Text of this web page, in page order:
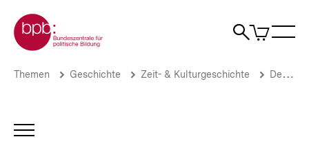
zum
Seiteninhalt
springen
Zur Startseite der bpb
Suche
Artikel
im
13.
Deutschland-
Chronik
Brotkrümelnavigation
Pfadnavigation
Themen Geschichte Zeit- & Kulturgeschichte Deutschland-Chronik bis 2000
INHALTSNAVIGATION